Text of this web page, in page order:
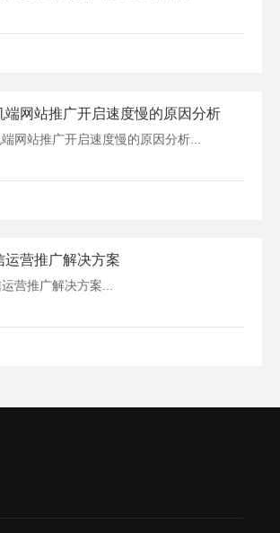
端网站推广开启速度慢的原因分析
网站推广开启速度慢的原因分析...
运营推广解决方案
营推广解决方案...